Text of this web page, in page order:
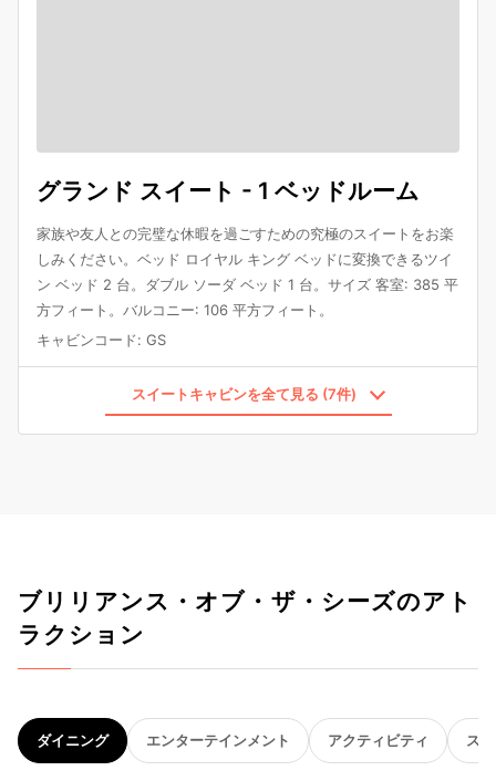
グランド スイート - 1 ベッドルーム
家族や友人との完璧な休暇を過ごすための究極のスイートをお楽
しみください。ベッド ロイヤル キング ベッドに変換できるツイ
ン ベッド 2 台。ダブル ソーダ ベッド 1 台。サイズ 客室: 385 平
方フィート。バルコニー: 106 平方フィート。
キャビンコード: GS
スイートキャビンを全て見る (7件)
ブリリアンス・オブ・ザ・シーズのアト
ラクション
ダイニング エンターテインメント アクティビティ ス